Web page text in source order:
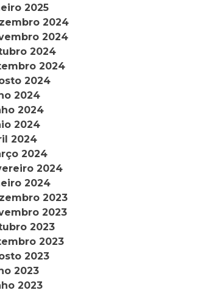
2025
2024
2024
2024
2024
2024
2024
2024
2024
2024
2024
2024
2024
2023
2023
2023
2023
2023
2023
2023